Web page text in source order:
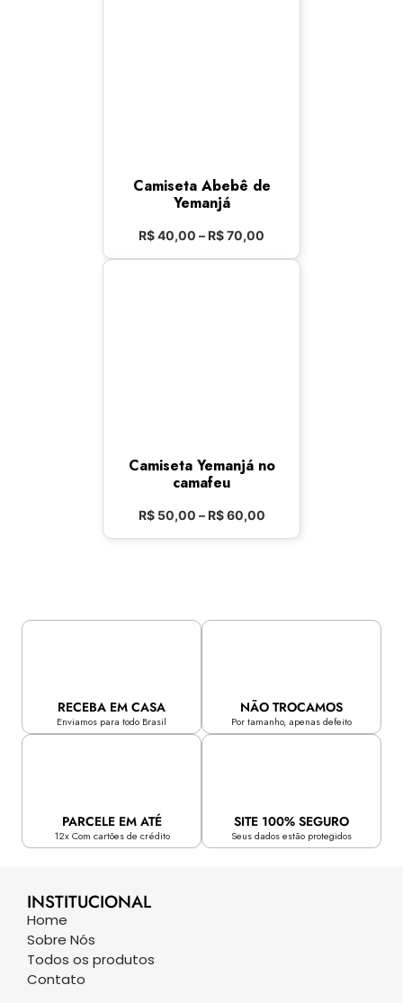
Camiseta Abebê de
Yemanjá
R$40,00 –R$70,00
Camiseta Yemanjá no
camafeu
R$50,00 – R$60,00
RECEBA EM CASA
Enviamos para todo Brasil
NÃO TROCAMOS
Por tamanho, apenas defeito
PARCELE EM ATÉ
12x Com cartões de crédito
SITE 100% SEGURO
Seus dados estão protegidos
INSTITUCIONAL
Home
Sobre Nós
Todos os produtos
Contato